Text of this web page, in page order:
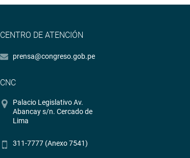
CENTRO DE ATENCIÓN
prensa@congreso.gob.pe
CNC
Palacio Legislativo Av.
Abancay s/n. Cercado de
Lima
311-7777 (Anexo 7541)